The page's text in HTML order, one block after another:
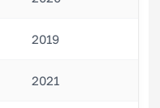
2019
2021